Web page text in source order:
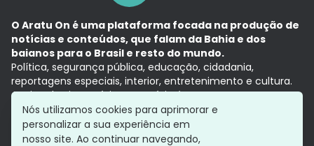
O Aratu On é uma plataforma focada na produção de
notícias e conteúdos, que falam da Bahia e dos
baianos para o Brasil e resto do mundo.
Política, segurança pública, educação, cidadania,
reportagens especiais, interior, entretenimento e cultura.
Aqui, tudo vira notícia e a notícia é no tempo presente,
com a credibilidade do Grupo Aratu.
Grupo Aratu
Política de privacidade
Nós utilizamos cookies para aprimorar e
personalizar a sua experiência em
nosso site. Ao continuar navegando,